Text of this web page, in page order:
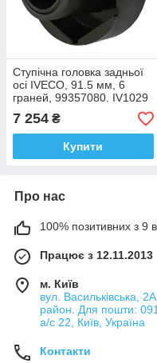
Ступічна головка задньої
осі IVECO, 91.5 мм, 6
граней, 99357080. IV1029
H.C.B.
7 254 ₴
Купити
Про нас
100% позитивних з 9
Працює з 12.11.2013
м. Київ
вул. Васильківська,
район. Для пошти:
а/с 22, Київ, Україна
Контакти